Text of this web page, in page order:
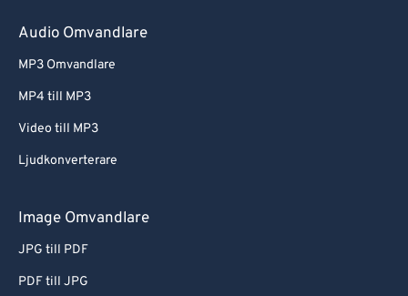
Audio Omvandlare
MP3 Omvandlare
MP4 till MP3
Video till MP3
Ljudkonverterare
Image Omvandlare
JPG till PDF
PDF till JPG